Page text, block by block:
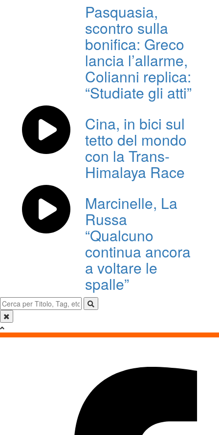
Pasquasia,
scontro sulla
bonifica: Greco
lancia l’allarme,
Colianni replica:
“Studiate gli atti”
Cina, in bici sul
tetto del mondo
con la Trans-
Himalaya Race
Marcinelle, La
Russa
“Qualcuno
continua ancora
a voltare le
spalle”